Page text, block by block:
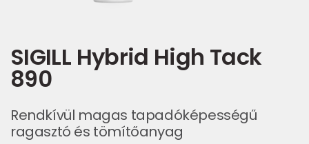
SIGILL Hybrid High Tack
890
Rendkívül magas tapadóképességű
ragasztó és tömítőanyag